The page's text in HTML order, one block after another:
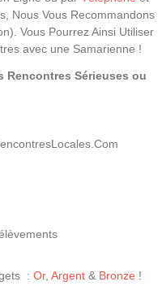
Nous Vous Recommandons
Vous Pourrez Ainsi Utiliser
avec une Samarienne !
Rencontres Sérieuses ou
: Or, Argent & Bronze !